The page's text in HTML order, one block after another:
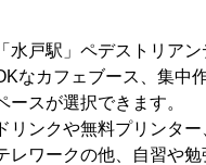
水戸駅」ペデストリア
なカフェブース、集中
ースが選択できます。
リンクや無料プリンタ
レワークの他、自習や